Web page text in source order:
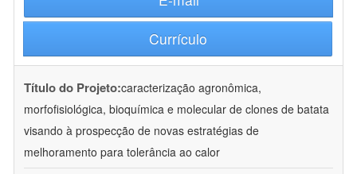
Currículo
Título do Projeto:caracterização agronômica,
morfofisiológica, bioquímica e molecular de clones de batata
visando à prospecção de novas estratégias de
melhoramento para tolerância ao calor